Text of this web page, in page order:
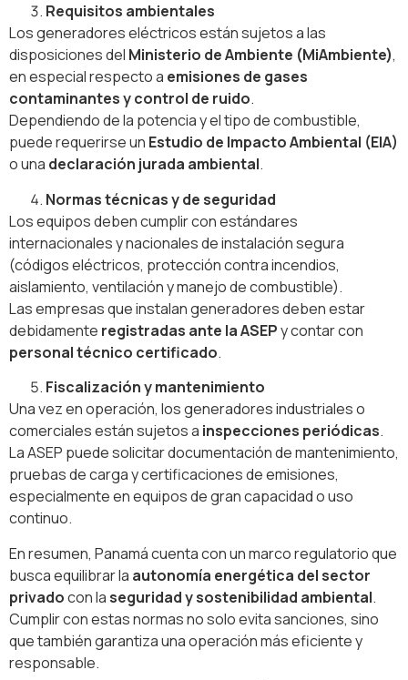
Requisitos ambientales
Los generadores eléctricos están sujetos a las
disposiciones del Ministerio de Ambiente (MiAmbiente),
en especial respecto a emisiones de gases
contaminantes y control de ruido.
Dependiendo de la potencia y el tipo de combustible,
puede requerirse un Estudio de Impacto Ambiental (EIA)
o una declaración jurada ambiental.
Normas técnicas y de seguridad
Los equipos deben cumplir con estándares
internacionales y nacionales de instalación segura
(códigos eléctricos, protección contra incendios,
aislamiento, ventilación y manejo de combustible).
Las empresas que instalan generadores deben estar
debidamente registradas ante la ASEPy contar con
personal técnico certificado.
Fiscalización y mantenimiento
Una vez en operación, los generadores industriales o
comerciales están sujetos a inspecciones periódicas.
La ASEP puede solicitar documentación de mantenimiento,
pruebas de carga y certificaciones de emisiones,
especialmente en equipos de gran capacidad o uso
continuo.
En resumen, Panamá cuenta con un marco regulatorio que
busca equilibrar la autonomía energética del sector
privadocon laseguridad y sostenibilidad ambiental.
Cumplir con estas normas no solo evita sanciones, sino
que también garantiza una operación más eficiente y
responsable.